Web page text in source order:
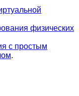
физических
с простым
.